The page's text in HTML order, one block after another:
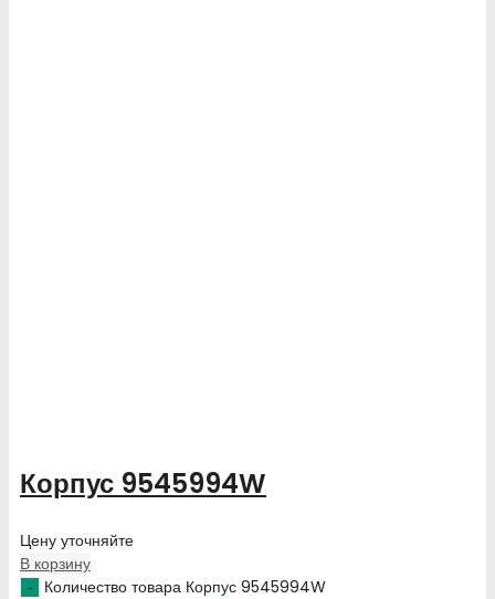
Корпус 9545994W
Цену уточняйте
В корзину
Количество товара Корпус 9545994W